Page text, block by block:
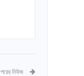
পরের নিউজ